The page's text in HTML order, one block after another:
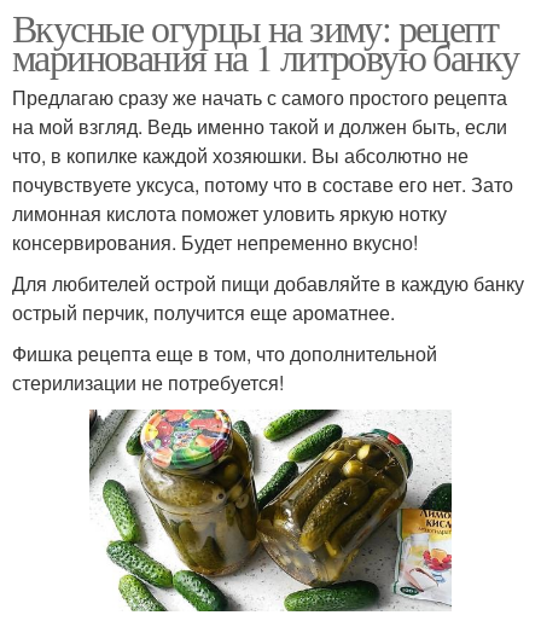
Вкусные огурцы на зиму: рецепт
маринования на 1 литровую банку
Предлагаю сразу же начать с самого простого рецепта
на мой взгляд. Ведь именно такой и должен быть, если
что, в копилке каждой хозяюшки. Вы абсолютно не
почувствуете уксуса, потому что в составе его нет. Зато
лимонная кислота поможет уловить яркую нотку
консервирования. Будет непременно вкусно!
Для любителей острой пищи добавляйте в каждую банку
острый перчик, получится еще ароматнее.
Фишка рецепта еще в том, что дополнительной
стерилизации не потребуется!